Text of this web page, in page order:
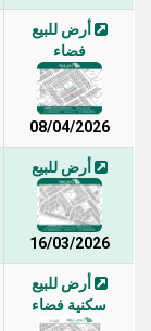
أرض للبيع
فضاء
08/04/2026
أرض للبيع
16/03/2026
أرض للبيع
سكنية فضاء